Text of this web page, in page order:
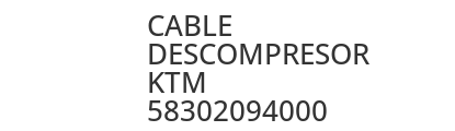
CABLE
DESCOMPRESOR
KTM
58302094000